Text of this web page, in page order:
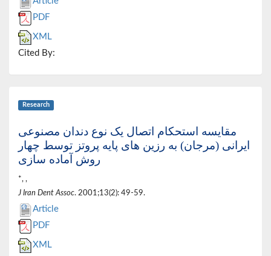
PDF
XML
Cited By:
Research
مقایسه استحکام اتصال یک نوع دندان مصنوعی
ایرانی (مرجان) به رزین های پایه پروتز توسط چهار
روش آماده سازی
*, ,
J Iran Dent Assoc. 2001;13(2): 49-59.
Article
PDF
XML